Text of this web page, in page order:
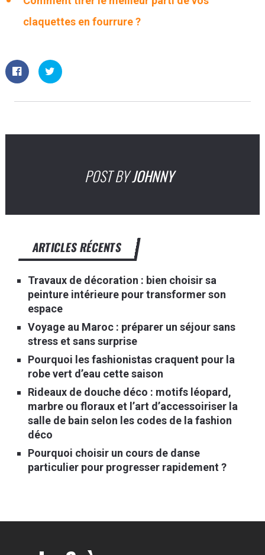
claquettes en fourrure ?
POST BYJOHNNY
ARTICLES RÉCENTS
Travaux de décoration : bien choisir sa
peinture intérieure pour transformer son
espace
Voyage au Maroc : préparer un séjour sans
stress et sans surprise
Pourquoi les fashionistas craquent pour la
robe vert d’eau cette saison
Rideaux de douche déco : motifs léopard,
marbre ou floraux et l’art d’accessoiriser la
salle de bain selon les codes de la fashion
déco
Pourquoi choisir un cours de danse
particulier pour progresser rapidement ?